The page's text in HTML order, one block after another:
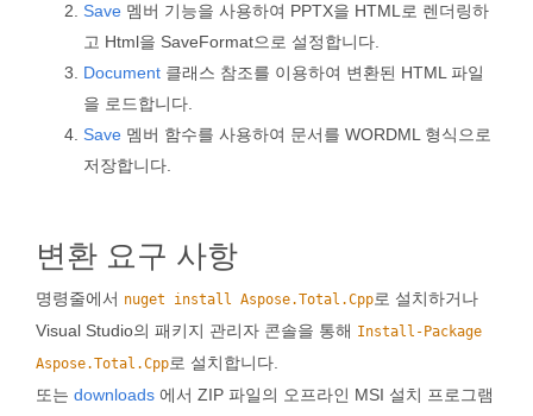
Save 멤버 기능을 사용하여 PPTX을 HTML로 렌더링하
고 Html을 SaveFormat으로 설정합니다.
Document 클래스 참조를 이용하여 변환된 HTML 파일
을 로드합니다.
Save 멤버 함수를 사용하여 문서를 WORDML 형식으로
저장합니다.
변환 요구 사항
명령줄에서 nuget install Aspose.Total.Cpp로 설치하거나
Visual Studio의 패키지 관리자 콘솔을 통해 Install-Package
Aspose.Total.Cpp로 설치합니다.
또는 downloads 에서 ZIP 파일의 오프라인 MSI 설치 프로그램